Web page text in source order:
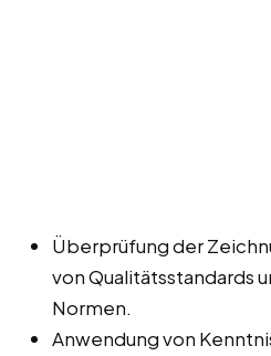
Überprüfung der
von Qualitätsstandards
Normen.
Anwendung von